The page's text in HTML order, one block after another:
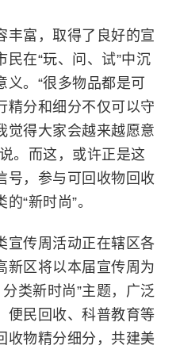
丰富，取得了良好的宣
在“玩、问、试”中沉
。“很多物品都是可
精分和细分不仅可以守
觉得大家会越来越愿意
。而这，或许正是这
号，参与可回收物回收
“新时尚”。
宣传周活动正在辖区各
新区将以本届宣传周为
类新时尚”主题，广泛
便民回收、科普教育等
收物精分细分，共建美